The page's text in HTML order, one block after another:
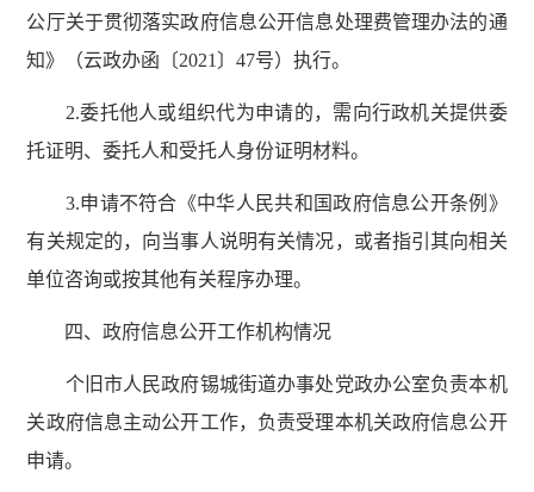
公厅关于贯彻落实政府信息公开信息处理费管理办法的通
知》（云政办函〔2021〕47号）执行。
2.委托他人或组织代为申请的，需向行政机关提供委
托证明、委托人和受托人身份证明材料。
3.申请不符合《中华人民共和国政府信息公开条例》
有关规定的，向当事人说明有关情况，或者指引其向相关
单位咨询或按其他有关程序办理。
四、政府信息公开工作机构情况
个旧市人民政府锡城街道办事处党政办公室负责本机
关政府信息主动公开工作，负责受理本机关政府信息公开
申请。